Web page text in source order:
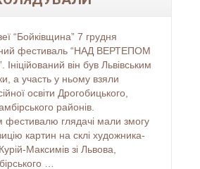
“Бойківщина” 7 грудня
фестиваль “НАД ВЕРТЕПОМ
він був Львівським
а участь у ньому взяли
освіти Дрогобицького,
районів.
фестивалю глядачі мали змогу
картин на склі художника-
Максимів зі Львова,
…